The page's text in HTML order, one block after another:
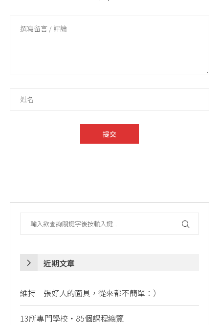
近期文章
維持一張好人的面具，從來都不簡單：）
13所專門學校・85個課程總覽